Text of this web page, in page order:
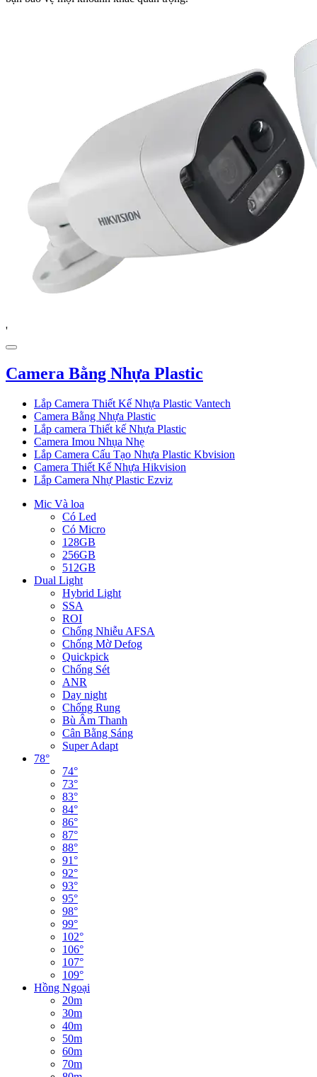
'
Camera Bằng Nhựa Plastic
Lắp Camera Thiết Kế Nhựa Plastic Vantech
Camera Bằng Nhựa Plastic
Lắp camera Thiết kế Nhựa Plastic
Camera Imou Nhụa Nhẹ
Lắp Camera Cấu Tạo Nhựa Plastic Kbvision
Camera Thiết Kế Nhựa Hikvision
Lắp Camera Nhự Plastic Ezviz
Mic Và loa
Có Led
Có Micro
128GB
256GB
512GB
Dual Light
Hybrid Light
SSA
ROI
Chống Nhiễu AFSA
Chống Mờ Defog
Quickpick
Chống Sét
ANR
Day night
Chống Rung
Bù Âm Thanh
Cân Bằng Sáng
Super Adapt
78°
74°
73°
83°
84°
86°
87°
88°
91°
92°
93°
95°
98°
99°
102°
106°
107°
109°
Hồng Ngoại
20m
30m
40m
50m
60m
70m